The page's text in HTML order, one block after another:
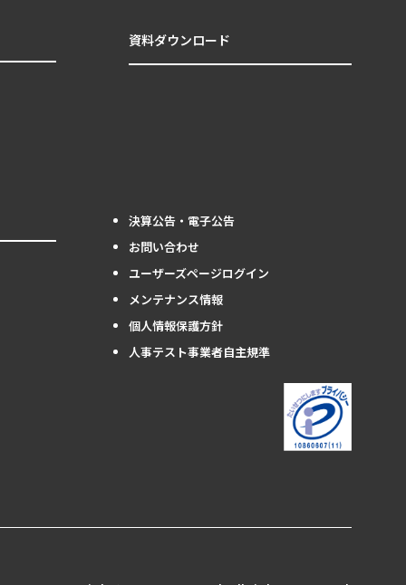
資料ダウンロード
決算公告・電子公告
お問い合わせ
ユーザーズページログイン
メンテナンス情報
個人情報保護方針
人事テスト事業者自主規準